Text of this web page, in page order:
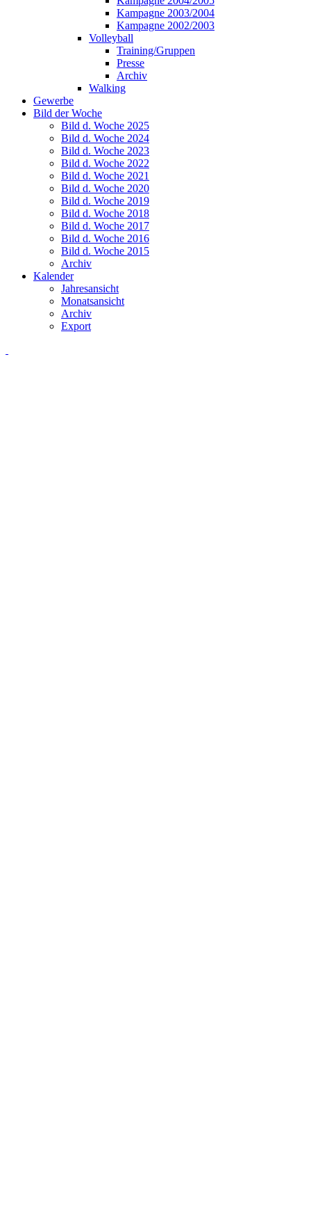
Kampagne 2003/2004
Kampagne 2002/2003
Volleyball
Training/Gruppen
Presse
Archiv
Walking
Gewerbe
Bild der Woche
Bild d. Woche 2025
Bild d. Woche 2024
Bild d. Woche 2023
Bild d. Woche 2022
Bild d. Woche 2021
Bild d. Woche 2020
Bild d. Woche 2019
Bild d. Woche 2018
Bild d. Woche 2017
Bild d. Woche 2016
Bild d. Woche 2015
Archiv
Kalender
Jahresansicht
Monatsansicht
Archiv
Export